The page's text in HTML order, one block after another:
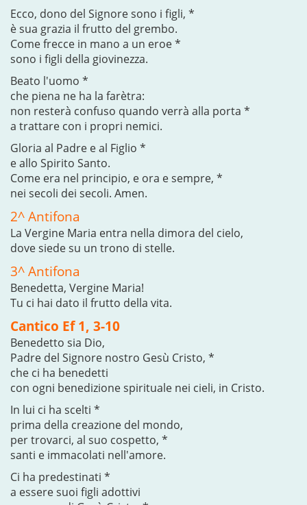
Ecco, dono del Signore sono i figli, *
è sua grazia il frutto del grembo.
Come frecce in mano a un eroe *
sono i figli della giovinezza.
Beato l'uomo *
che piena ne ha la farètra:
non resterà confuso quando verrà alla porta *
a trattare con i propri nemici.
Gloria al Padre e al Figlio *
e allo Spirito Santo.
Come era nel principio, e ora e sempre, *
nei secoli dei secoli. Amen.
2^ Antifona
La Vergine Maria entra nella dimora del cielo,
dove siede su un trono di stelle.
3^ Antifona
Benedetta, Vergine Maria!
Tu ci hai dato il frutto della vita.
Cantico Ef 1, 3-10
Benedetto sia Dio,
Padre del Signore nostro Gesù Cristo, *
che ci ha benedetti
con ogni benedizione spirituale nei cieli, in Cristo.
In lui ci ha scelti *
prima della creazione del mondo,
per trovarci, al suo cospetto, *
santi e immacolati nell'amore.
Ci ha predestinati *
a essere suoi figli adottivi